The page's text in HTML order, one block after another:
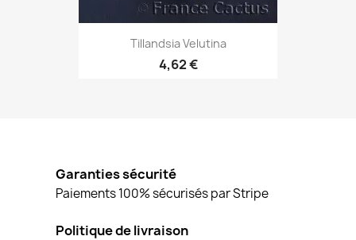
Aperçu rapide
Tillandsia Velutina
4,62 €
Garanties sécurité
Paiements 100% sécurisés par Stripe
Politique de livraison